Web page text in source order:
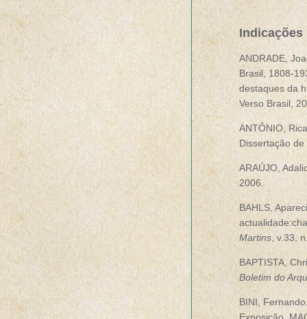
ANDRADE,
Brasil, 1808-
destaques da
Verso Brasil,
ANTÔNIO,
Dissertação
ARAÚJO,
2006.
BAHLS,
Martins , v.33,
BAPTISTA,
Boletim do
BINI,
Exposição.